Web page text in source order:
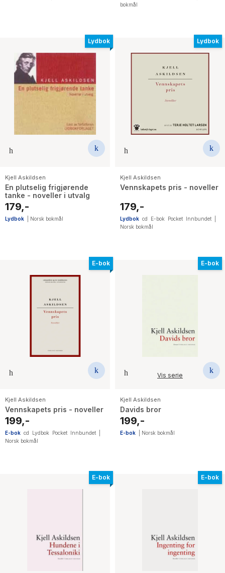
bokmål
Lydbok
Kjell Askildsen
En plutselig frigjørende
tanke - noveller i utvalg
179,-
Lydbok Norsk bokmål
Lydbok
Kjell Askildsen
Vennskapets pris - noveller
179,-
Lydbok cd E-bok Pocket Innbundet
Norsk bokmål
E-bok
Kjell Askildsen
Vennskapets pris - noveller
199,-
E-bok cd Lydbok Pocket Innbundet
Norsk bokmål
E-bok
Vis serie
Kjell Askildsen
Davids bror
199,-
E-bok Norsk bokmål
E-bok E-bok